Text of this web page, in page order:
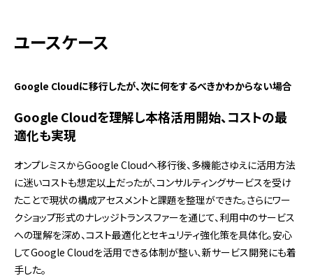
ユースケース
Google Cloudに移行したが、次に何をするべきかわからない場合
Google Cloudを理解し本格活用開始、コストの最
適化も実現
オンプレミスからGoogle Cloudへ移行後、多機能さゆえに活用方法
に迷いコストも想定以上だったが、コンサルティングサービスを受け
たことで現状の構成アセスメントと課題を整理ができた。さらにワー
クショップ形式のナレッジトランスファーを通じて、利用中のサービス
への理解を深め、コスト最適化とセキュリティ強化策を具体化。安心
してGoogle Cloudを活用できる体制が整い、新サービス開発にも着
手した。